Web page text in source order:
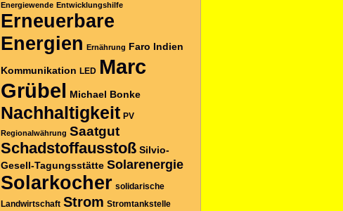
Energiewende Entwicklungshilfe
Erneuerbare
Energien Ernährung Faro Indien
Kommunikation LED Marc
Grübel Michael Bonke
Nachhaltigkeit PV
Regionalwährung Saatgut
Schadstoffausstoß Silvio-
Gesell-Tagungsstätte Solarenergie
Solarkocher solidarische
Landwirtschaft Strom Stromtankstelle